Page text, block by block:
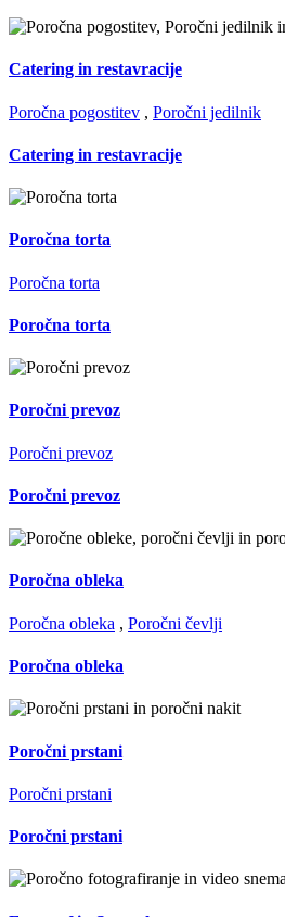
Catering in restavracije
Poročna pogostitev , Poročni jedilnik
Catering in restavracije
Poročna torta
Poročna torta
Poročna torta
Poročni prevoz
Poročni prevoz
Poročni prevoz
Poročna obleka
Poročna obleka , Poročni čevlji
Poročna obleka
Poročni prstani
Poročni prstani
Poročni prstani